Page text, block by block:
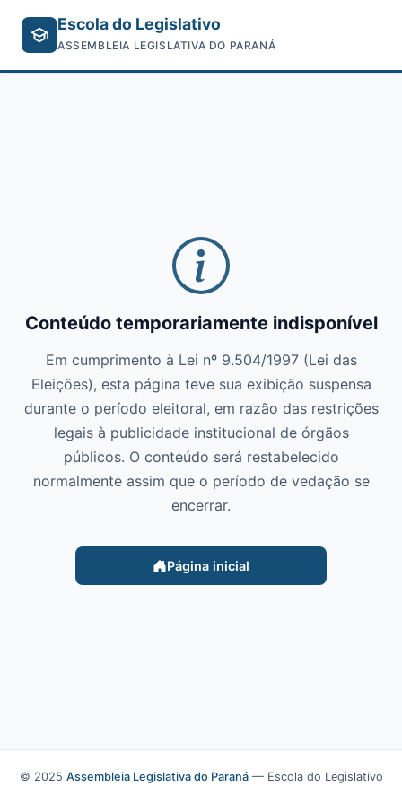
Escola do Legislativo
ASSEMBLEIA LEGISLATIVA DO PARANÁ
Conteúdo temporariamente indisponível
Em cumprimento à Lei nº 9.504/1997 (Lei das
Eleições), esta página teve sua exibição suspensa
durante o período eleitoral, em razão das restrições
legais à publicidade institucional de órgãos
públicos. O conteúdo será restabelecido
normalmente assim que o período de vedação se
encerrar.
Página inicial
© 2025 Assembleia Legislativa do Paraná— Escola do Legislativo